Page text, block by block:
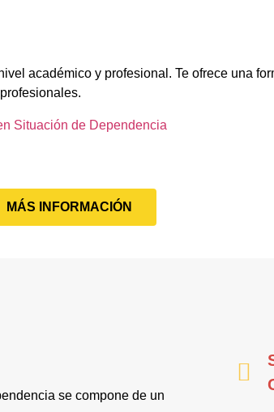
académico y profesional. Te ofrece una
Situación de Dependencia
MÁS INFORMACIÓN
se compone de un